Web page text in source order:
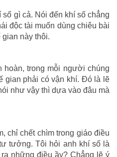
gì cả. Nói đến khí số chẳng
độc tài muốn dùng chiêu bài
gian này thôi.
hoàn, trong mỗi người chúng
gian phải có vận khí. Ðó là lẽ
như vậy thì dựa vào đâu mà
chỉ chết chìm trong giáo điều
tưởng. Tôi hỏi anh khí số là
những điều ầy? Chẳng lẽ ý